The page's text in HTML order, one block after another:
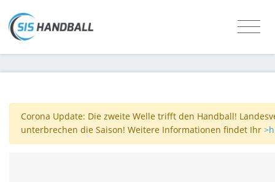
Corona Update: Die zweite Welle trifft den Handball!
unterbrechen die Saison! Weitere Informationen findet Ihr